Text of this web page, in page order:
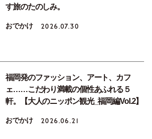
す旅のたのしみ。
おでかけ 2026.07.30
福岡発のファッション、アート、カフ
ェ……こだわり満載の個性あふれる５
軒。【大人のニッポン観光_福岡編Vol.2】
おでかけ 2026.06.21